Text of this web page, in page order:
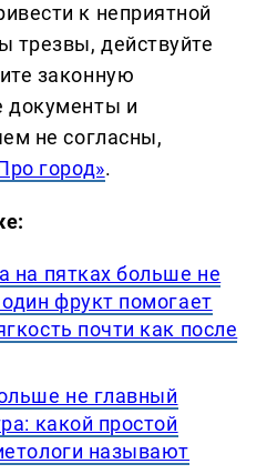
к неприятной
трезвы, действуйте
законную
документы и
не согласны,
город».
на пятках больше не
фрукт помогает
почти как после
не главный
какой простой
называют